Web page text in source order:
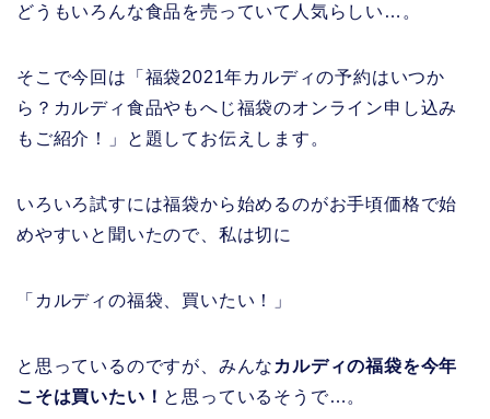
どうもいろんな食品を売っていて人気らしい…。
そこで今回は「福袋2021年カルディの予約はいつか
ら？カルディ食品やもへじ福袋のオンライン申し込み
もご紹介！」と題してお伝えします。
いろいろ試すには福袋から始めるのがお手頃価格で始
めやすいと聞いたので、私は切に
「カルディの福袋、買いたい！」
と思っているのですが、みんな カルディの福袋を今年
こそは買いたい！ と思っているそうで…。